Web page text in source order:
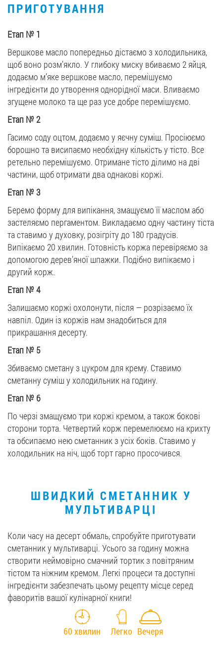
ПРИГОТУВАННЯ
Етап № 1
Вершкове маcло попередньо дістаємо з холодильника,
щоб воно розм’якло. У глибоку миску вбиваємо 2 яйця,
додаємо м’яке вершкове масло, перемішуємо
інгредієнти до утворення однорідної маси. Вливаємо
згущене молоко та ще раз усе добре перемішуємо.
Етап № 2
Гасимо соду оцтом, додаємо у яєчну суміш. Просіюємо
борошно та висипаємо необхідну кількість у тісто. Все
ретельно перемішуємо. Отримане тісто ділимо на дві
частини, щоб отримати два однакові коржі.
Етап №3
Беремо форму для випікання, змащуємо її маслом або
застеляємо пергаментом. Викладаємо одну частину тіста
та ставимо у духовку, розігріту до 180 градусів.
Випікаємо 20 хвилин. Готовність коржа перевіряємо за
допомогою дерев’яної шпажки. Подібно випікаємо і
другий корж.
Етап №4
Залишаємо коржі охолонути, після — розрізаємо їх
навпіл. Один із коржів нам знадобиться для
прикрашання десерту.
Етап № 5
Збиваємо сметану з цукром для крему. Ставимо
сметанну суміш у холодильник на годину.
Етап № 6
По черзі змащуємо три коржі кремом, а також бокові
сторони торта. Четвертий корж перемелюємо на крихту
та обсипаємо нею сметанник з усіх боків. Ставимо у
холодильник на ніч, щоб торт гарно просочився.
ШВИДКИЙ СМЕТАННИК У
МУЛЬТИВАРЦІ
Коли часу на десерт обмаль, спробуйте приготувати
сметанник у мультиварці. Усього за годину можна
створити неймовірно смачний тортик з повітряним
тістом та ніжним кремом. Легкі процеси та доступні
інгредієнти забезпечать цьому рецепту місце серед
фаворитів вашої кулінарної книги!
60 хвилин Легко Вечеря